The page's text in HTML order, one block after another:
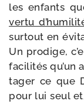
les enfants
ver­tu
sur­tout en
Un pro­dige,
faci­li­tés qu’un
ta­ger ce que
pour lui seul